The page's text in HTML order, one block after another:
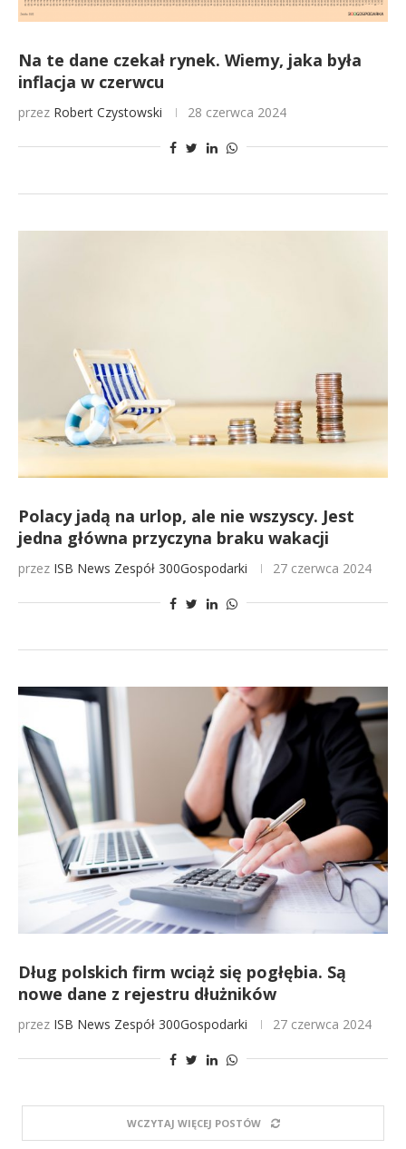
Na te dane czekał rynek. Wiemy, jaka była
inflacja w czerwcu
przez Robert Czystowski 28 czerwca 2024
Polacy jadą na urlop, ale nie wszyscy. Jest
jedna główna przyczyna braku wakacji
przez ISB News Zespół 300Gospodarki 27 czerwca 2024
Dług polskich firm wciąż się pogłębia. Są
nowe dane z rejestru dłużników
przez ISB News Zespół 300Gospodarki 27 czerwca 2024
WCZYTAJ WIĘCEJ POSTÓW